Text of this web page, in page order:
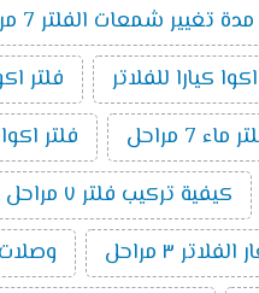
مدة تغيير شمعات الفلتر 7 مراحل
اكوا كيارا للفلاتر فلتر اكوا
ماء 7 مراحل فلتر اكوا
كيفية تركيب فلتر ٧ مراحل
٣ مراحل وصلات